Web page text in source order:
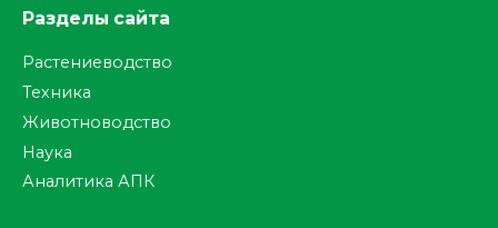
Разделы сайта
Растениеводство
Техника
Животноводство
Наука
Аналитика АПК